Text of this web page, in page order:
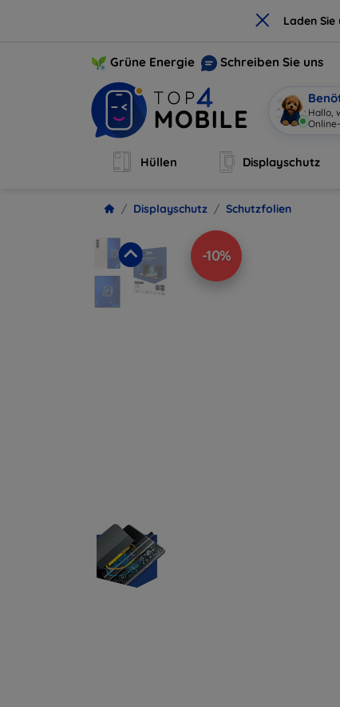
× Laden
Grüne Energie Schreiben Sie uns
Ich|
Hüllen Displayschutz
Displayschutz Schutzfolien
-10%